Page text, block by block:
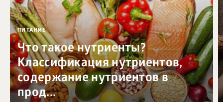
ПИТАНИЕ
Что такое нутриенты?
Классификация нутриентов,
содержание нутриентов в
прод...